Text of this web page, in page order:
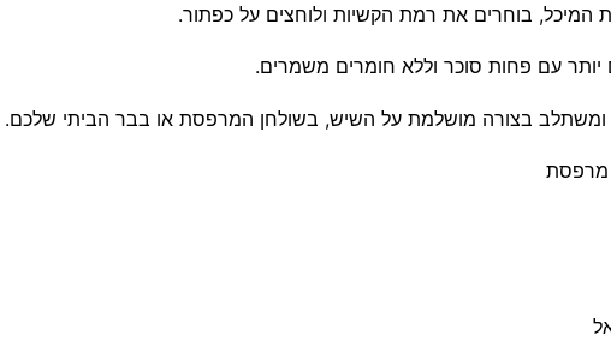
בוחרים את רמת הקשיות ולוחצים על כפתור.
יותר עם פחות סוכר וללא חומרים משמרים.
ומשתלב בצורה מושלמת על השיש, בשולחן המרפסת או בבר הביתי שלכם.
מרפסת